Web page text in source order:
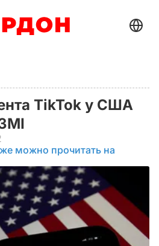
TikTok у США
можно прочитать на